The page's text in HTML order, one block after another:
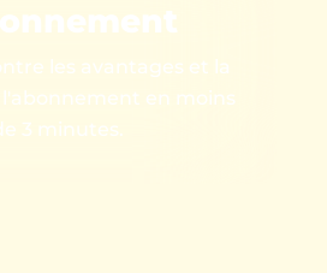
les avantages et la
en moins
3 minutes.